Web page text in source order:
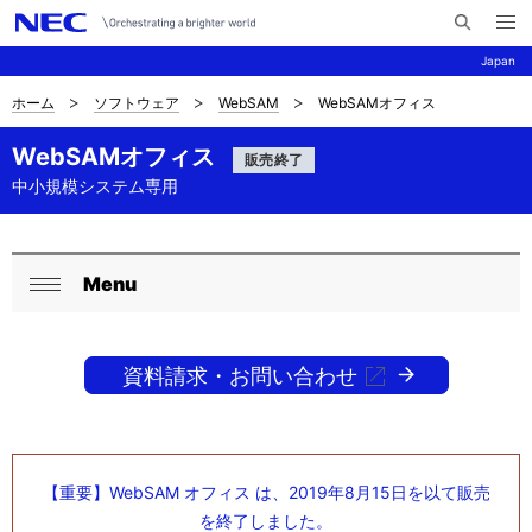
Japan
イ
メ
ニ
ュ
ナ
ビ
ゲ
シ
サ
イ
ト
の
置
ホーム ソフトウェア WebSAM WebSAMオフィス
WebSAMオフィス 販売終了
中小規模システム専用
ロ
Menu
資料請求・お問い合わせ
【重要】WebSAM オフィス は、2019年8月15日を以て販売
を終了しました。